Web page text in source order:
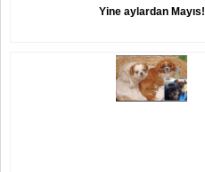
Yine aylardan Mayıs!